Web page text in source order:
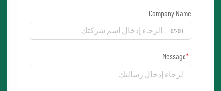
Company Name
0/200
Message